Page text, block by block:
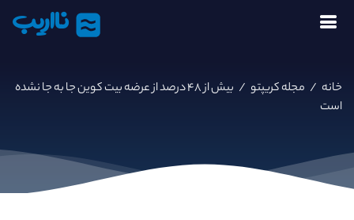
نااریب
خانه / مجله کریپتو /
بیش از ۴۸ درصد از عرضه بیت کوین جا به جا نشده
است